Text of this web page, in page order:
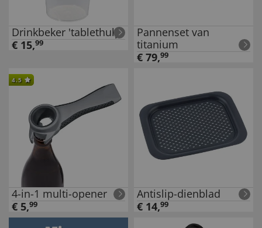
Drinkbeker 'tablethulp'
€ 15,99
Pannenset van
titanium
€ 79,99
4.5
4-in-1 multi-opener
€ 5,99
Antislip-dienblad
€ 14,99